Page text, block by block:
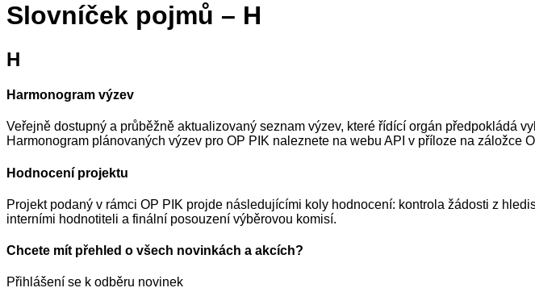
Slovníček pojmů – H
H
Harmonogram výzev
Veřejně dostupný a průběžně aktualizovaný seznam výzev, které řídící orgán předpokládá
Harmonogram plánovaných výzev pro OP PIK naleznete na webu API v příloze na záložce
Hodnocení projektu
Projekt podaný v rámci OP PIK projde následujícími koly hodnocení: kontrola žádosti z
interními hodnotiteli a finální posouzení výběrovou komisí.
Chcete mít přehled o všech novinkách a akcích?
Přihlášení se k odběru novinek